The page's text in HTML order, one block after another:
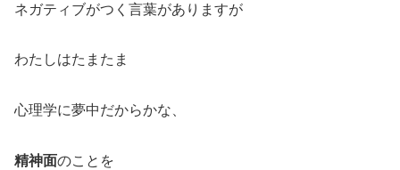
ネガティブがつく言葉がありますが
わたしはたまたま
心理学に夢中だからかな、
精神面のことを